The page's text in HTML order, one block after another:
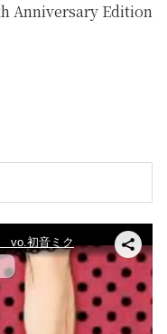
Anniversary Edition